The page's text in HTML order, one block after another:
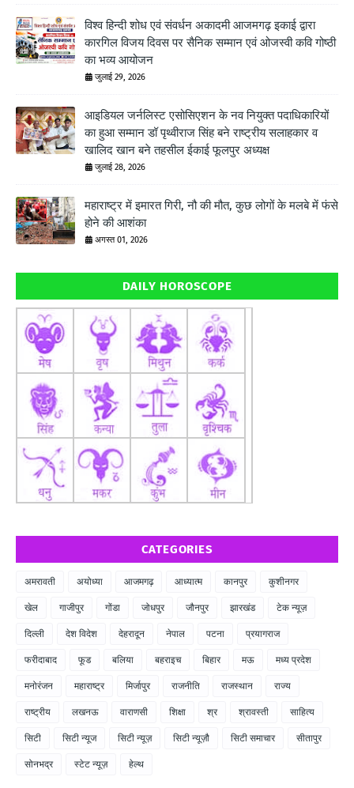
विश्व हिन्दी शोध एवं संवर्धन अकादमी आजमगढ़ इकाई द्वारा
कारगिल विजय दिवस पर सैनिक सम्मान एवं ओजस्वी कवि गोष्ठी
का भव्य आयोजन
जुलाई 29, 2026
आइडियल जर्नलिस्ट एसोसिएशन के नव नियुक्त पदाधिकारियों
का हुआ सम्मान डॉ पृथ्वीराज सिंह बने राष्ट्रीय सलाहकार व
खालिद खान बने तहसील ईकाई फूलपुर अध्यक्ष
जुलाई 28, 2026
महाराष्ट्र में इमारत गिरी, नौ की मौत, कुछ लोगों के मलबे में फंसे
होने की आशंका
अगस्त 01, 2026
DAILY HOROSCOPE
CATEGORIES
अमरावती अयोध्या आजमगढ़ आध्यात्म कानपुर कुशीनगर
खेल गाजीपुर गोंडा जोधपुर जौनपुर झारखंड टेक न्यूज़
दिल्ली देश विदेश देहरादून नेपाल पटना प्रयागराज
फरीदाबाद फूड बलिया बहराइच बिहार मऊ मध्य प्रदेश
मनोरंजन महाराष्ट्र मिर्जापुर राजनीति राजस्थान राज्य
राष्ट्रीय लखनऊ वाराणसी शिक्षा श्र श्रावस्ती साहित्य
सिटी सिटी न्यूज सिटी न्यूज़ सिटी न्यूज़ौ सिटी समाचार सीतापुर
सोनभद्र स्टेट न्यूज़ हेल्थ